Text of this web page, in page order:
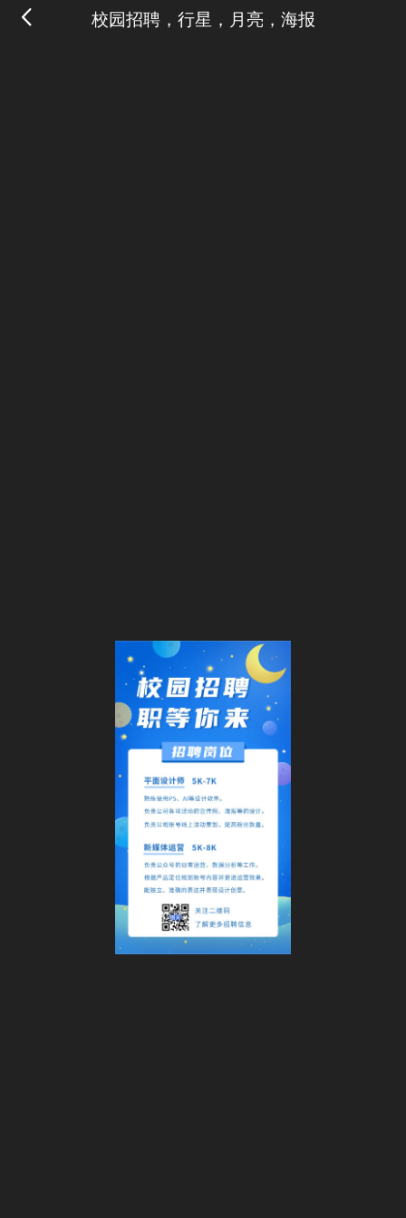
校园招聘，行星，月亮，海报